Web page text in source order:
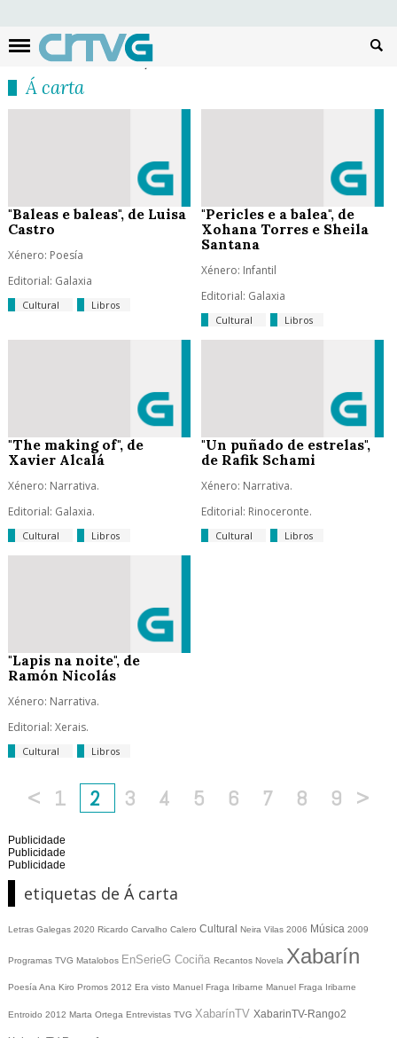
Á carta
"Baleas e baleas", de Luisa
Castro
Xénero: Poesía
Editorial: Galaxia
Cultural Libros
"Pericles e a balea", de
Xohana Torres e Sheila
Santana
Xénero: Infantil
Editorial: Galaxia
Cultural Libros
"The making of", de
Xavier Alcalá
Xénero: Narrativa.
Editorial: Galaxia.
Cultural Libros
"Un puñado de estrelas",
de Rafik Schami
Xénero: Narrativa.
Editorial: Rinoceronte.
Cultural Libros
"Lapis na noite", de
Ramón Nicolás
Xénero: Narrativa.
Editorial: Xerais.
Cultural Libros
< 1 2 3 4 5 6 7 8 9 >
Publicidade
Publicidade
Publicidade
etiquetas de Á carta
Letras Galegas 2020 Ricardo Carvalho Calero Cultural Neira Vilas 2006 Música 2009
Programas TVG Matalobos EnSerieG Cociña Recantos Novela Xabarín
Poesía Ana Kiro Promos 2012 Era visto Manuel Fraga Iribarne Manuel Fraga Iribarne
Entroido 2012 Marta Ortega Entrevistas TVG XabarínTV XabarinTV-Rango2